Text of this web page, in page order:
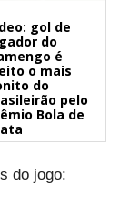
gol de
do
é
o mais
do
pelo
Bola de
do jogo: